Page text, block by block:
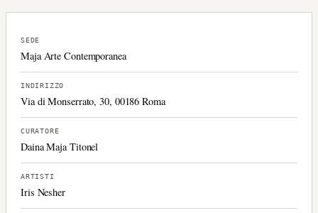
SEDE
Maja Arte Contemporanea
INDIRIZZO
Via di Monserrato, 30, 00186 Roma
CURATORE
Daina Maja Titonel
ARTISTI
Iris Nesher